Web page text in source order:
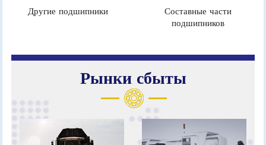
Другие подшипники
Составные части
подшипников
Рынки сбыты